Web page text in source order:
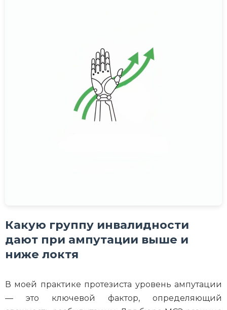
Какую группу инвалидности
дают при ампутации выше и
ниже локтя
В моей практике протезиста уровень ампутации
— это ключевой фактор, определяющий